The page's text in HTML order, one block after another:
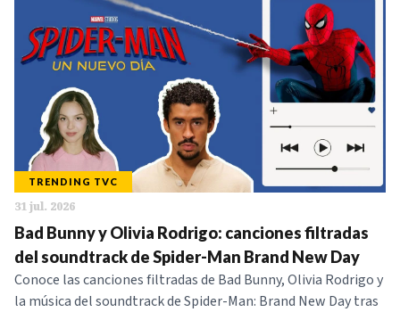
TRENDING TVC
31 jul. 2026
Bad Bunny y Olivia Rodrigo: canciones filtradas
del soundtrack de Spider-Man Brand New Day
Conoce las canciones filtradas de Bad Bunny, Olivia Rodrigo y
la música del soundtrack de Spider-Man: Brand New Day tras